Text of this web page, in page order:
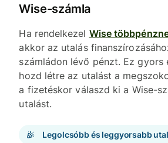
Wise-számla
Ha rendelkezel Wise
akkor az utalás
számládon lévő pénzt. Ez gyors
hozd létre az utalást a
a fizetéskor válaszd ki a Wise-
utalást.
Legolcsóbb és leggyorsabb